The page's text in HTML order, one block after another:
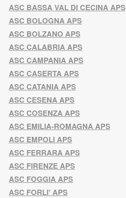
ASC BASSA VAL DI CECINA APS
ASC BOLOGNA APS
ASC BOLZANO APS
ASC CALABRIA APS
ASC CAMPANIA APS
ASC CASERTA APS
ASC CATANIA APS
ASC CESENA APS
ASC COSENZA APS
ASC EMILIA-ROMAGNA APS
ASC EMPOLI APS
ASC FERRARA APS
ASC FIRENZE APS
ASC FOGGIA APS
ASC FORLI' APS